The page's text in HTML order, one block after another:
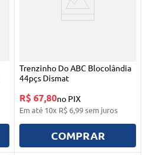
Trenzinho Do ABC Blocolândia
44pçs Dismat
R$ 67,80no PIX
Em até 10x R$ 6,99sem juros
COMPRAR